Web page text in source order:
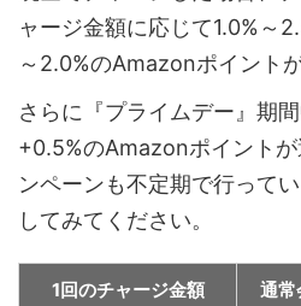
ャージ金額に応じて1.0%～
～2.0%のAmazonポイント
さらに『プライムデー』期
+0.5%のAmazonポイント
ンペーンも不定期で行って
してみてください。
1回のチャージ金額 通常